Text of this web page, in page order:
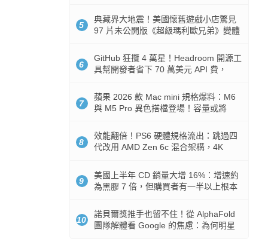
5
典藏界大地震！美國懷舊遊戲小店驚見
97 片未公開版《超級瑪利歐兄弟》變體
6
GitHub 狂攬 4 萬星！Headroom 開源工
具幫開發者省下 70 萬美元 API 費，
7
蘋果 2026 款 Mac mini 規格爆料：M6
與 M5 Pro 異色搭檔登場！容量或將
8
效能翻倍！PS6 硬體規格流出：跳過四
代改用 AMD Zen 6c 混合架構，4K
9
美國上半年 CD 銷量大增 16%：增速約
為黑膠 7 倍，但購買者有一半以上根本
10
諾貝爾獎推手也留不住！從 AlphaFold
團隊解體看 Google 的焦慮：為何明星